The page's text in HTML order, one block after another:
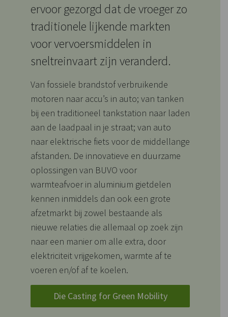
ervoor gezorgd dat de vroeger zo
traditionele lijkende markten
voor vervoersmiddelen in
sneltreinvaart zijn veranderd.
Van fossiele brandstof verbruikende
motoren naar accu’s in auto; van tanken
bij een traditioneel tankstation naar laden
aan de laadpaal in je straat; van auto
naar elektrische fiets voor de middellange
afstanden. De innovatieve en duurzame
oplossingen van BUVO voor
warmteafvoer in aluminium gietdelen
kennen inmiddels dan ook een grote
afzetmarkt bij zowel bestaande als
nieuwe relaties die allemaal op zoek zijn
naar een manier om alle extra, door
elektriciteit vrijgekomen, warmte af te
voeren en/of af te koelen.
Die Casting for Green Mobility